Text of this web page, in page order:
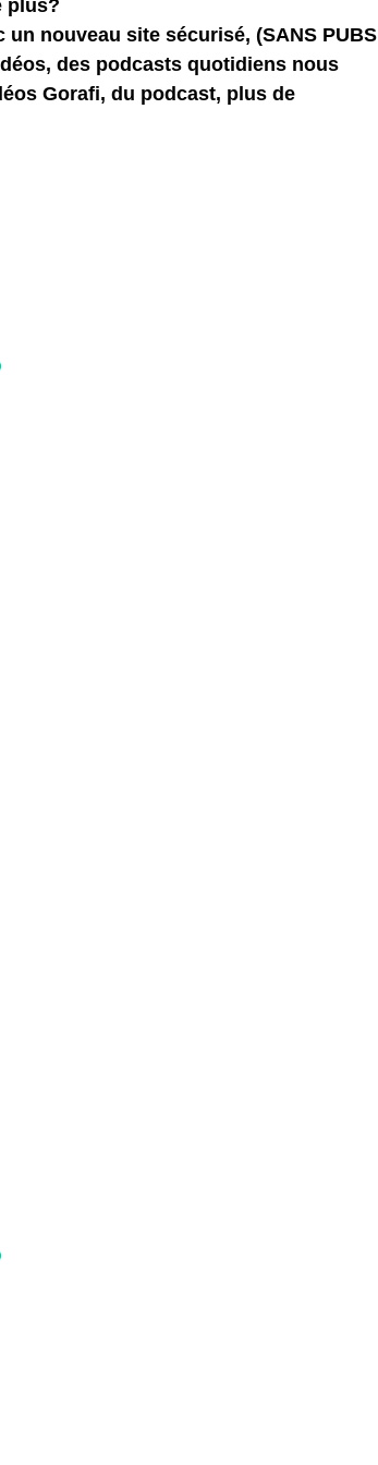
plus?
nouveau site sécurisé, (SANS PUBS
des podcasts quotidiens nous
Gorafi, du podcast, plus de